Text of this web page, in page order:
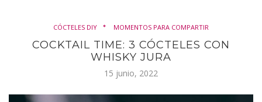
CÓCTELES DIY MOMENTOS PARA COMPARTIR
COCKTAIL TIME: 3 CÓCTELES CON
WHISKY JURA
15 junio, 2022